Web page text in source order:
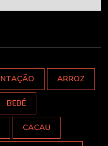
ARROZ
BEBÊ
CACAU